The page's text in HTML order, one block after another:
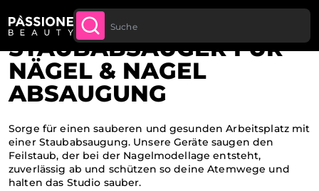
Kostenloser Versand für alle Bestellungen
ab 70 €.
SPRINGEN
Brotkrümel
Home Geräte & Werkzeuge
STAUBABSAUGER FÜR
NÄGEL & NAGEL
ABSAUGUNG
Sorge für einen sauberen und gesunden Arbeitsplatz mit
einer Staubabsaugung. Unsere Geräte saugen den
Feilstaub, der bei der Nagelmodellage entsteht,
zuverlässig ab und schützen so deine Atemwege und
halten das Studio sauber.